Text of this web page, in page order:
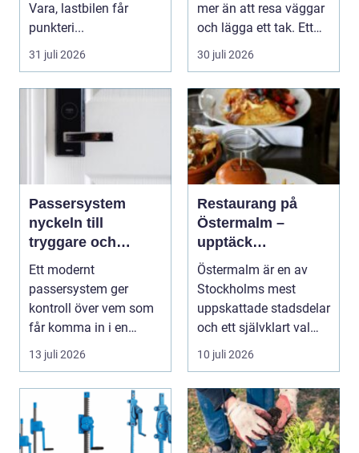
Vara, lastbilen får
punkteri...
31 juli 2026
mer än att resa väggar
och lägga ett tak. Ett
timmerhus är ett lå...
30 juli 2026
Passersystem
nyckeln till
tryggare och
smidigare tillträde
Ett modernt
passersystem ger
kontroll över vem som
får komma in i en
byggnad, när de får
13 juli 2026
Restaurang på
Östermalm –
upptäck
matupplevelser i
en av Stockholms
mest attraktiva
stadsdelar
Östermalm är en av
Stockholms mest
uppskattade stadsdelar
och ett självklart val
f&ou...
10 juli 2026